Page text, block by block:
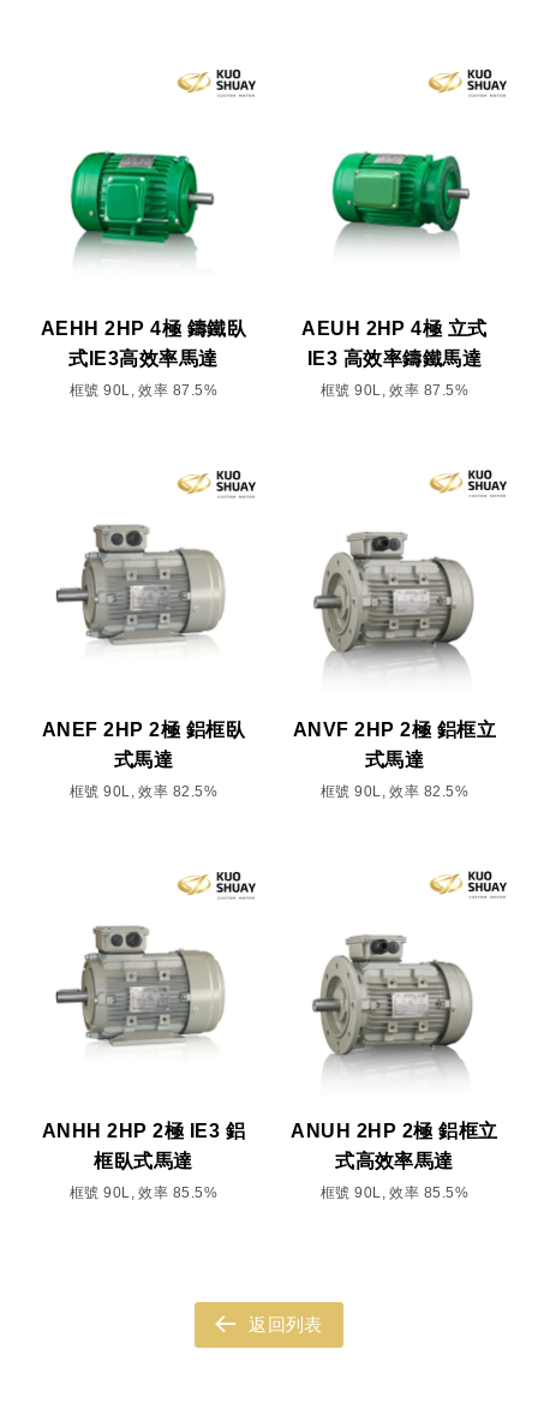
AEHH 2HP 4極 鑄鐵臥
式IE3高效率馬達
框號 90L, 效率 87.5%
AEUH 2HP 4極 立式
IE3 高效率鑄鐵馬達
框號 90L, 效率 87.5%
ANEF 2HP 2極 鋁框臥
式馬達
框號 90L, 效率 82.5%
ANVF 2HP 2極 鋁框立
式馬達
框號 90L, 效率 82.5%
ANHH 2HP 2極 IE3 鋁
框臥式馬達
框號 90L, 效率 85.5%
ANUH 2HP 2極 鋁框立
式高效率馬達
框號 90L, 效率 85.5%
返回列表